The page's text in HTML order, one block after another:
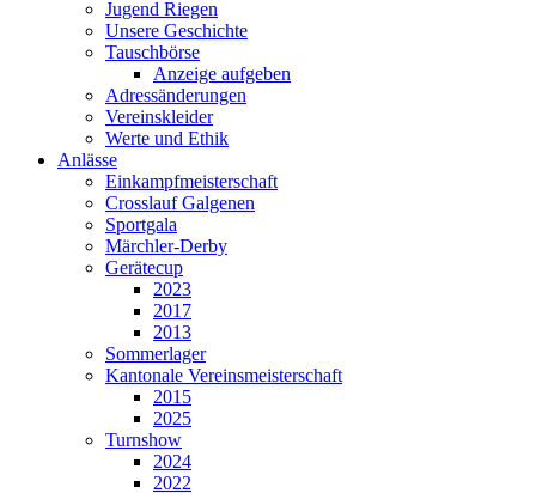
Jugend Riegen
Unsere Geschichte
Tauschbörse
Anzeige aufgeben
Adressänderungen
Vereinskleider
Werte und Ethik
Anlässe
Einkampfmeisterschaft
Crosslauf Galgenen
Sportgala
Märchler-Derby
Gerätecup
2023
2017
2013
Sommerlager
Kantonale Vereinsmeisterschaft
2015
2025
Turnshow
2024
2022